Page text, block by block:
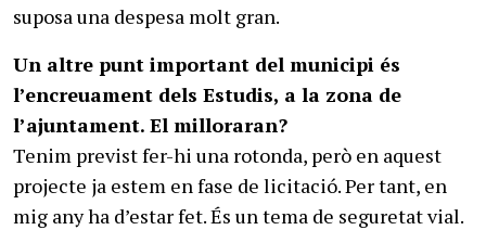
suposa una despesa molt gran.
Un altre punt important del municipi és
l’encreuament dels Estudis, a la zona de
l’ajuntament. El milloraran?
Tenim previst fer-hi una rotonda, però en aquest
projecte ja estem en fase de licitació. Per tant, en
mig any ha d’estar fet. És un tema de seguretat vial.